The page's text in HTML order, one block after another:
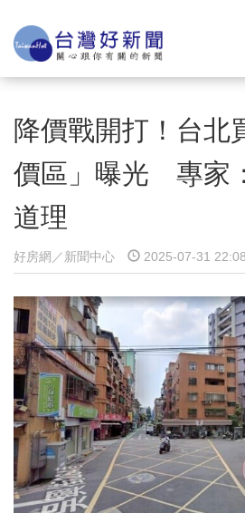
降價戰開打！台北
價區」曝光 專家
道理
好房網／新聞中心 2025-07-31 22:08